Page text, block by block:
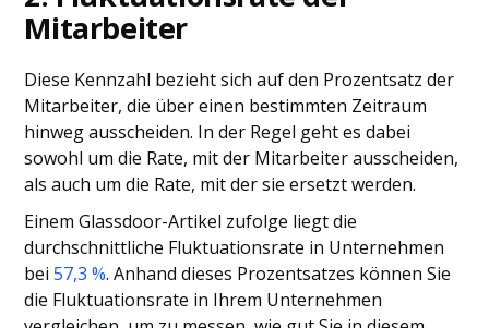
Mitarbeiter
Diese Kennzahl bezieht sich auf den Prozentsatz der
Mitarbeiter, die über einen bestimmten Zeitraum
hinweg ausscheiden. In der Regel geht es dabei
sowohl um die Rate, mit der Mitarbeiter ausscheiden,
als auch um die Rate, mit der sie ersetzt werden.
Einem Glassdoor-Artikel zufolge liegt die
durchschnittliche Fluktuationsrate in Unternehmen
bei57,3 %. Anhand dieses Prozentsatzes können Sie
die Fluktuationsrate in Ihrem Unternehmen